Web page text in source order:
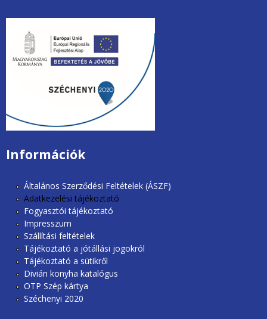
unios2020.jpg
Információk
Általános Szerződési Feltételek (ÁSZF)
Adatkezelési tájékoztató
Fogyasztói tájékoztató
Impresszum
Szállítási feltételek
Tájékoztató a jótállási jogokról
Tájékoztató a sütikről
Divián konyha katalógus
OTP Szép kártya
Széchenyi 2020